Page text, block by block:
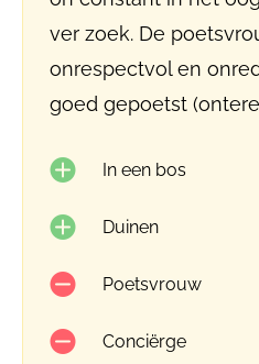
ver zoek. De
onrespectvol en
goed gepoetst
In een bos
Duinen
Poetsvrouw
Conciërge